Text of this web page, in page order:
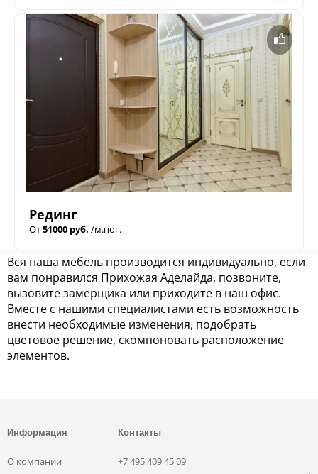
Рединг
От51000 руб. /м.пог.
Вся наша мебель производится индивидуально, если
вам понравился Прихожая Аделайда, позвоните,
вызовите замерщика или приходите в наш офис.
Вместе с нашими специалистами есть возможность
внести необходимые изменения, подобрать
цветовое решение, скомпоновать расположение
элементов.
Информация
О компании
Контакты
+7 495 409 45 09